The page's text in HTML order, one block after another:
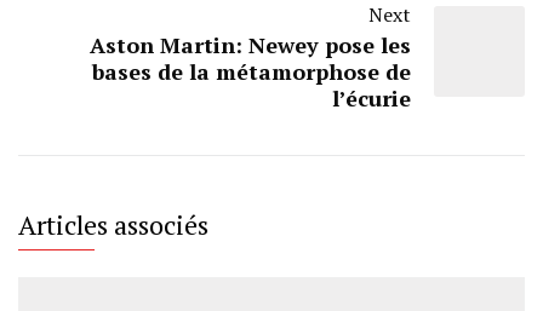
Next
Aston Martin: Newey pose les
bases de la métamorphose de
l’écurie
Articles associés